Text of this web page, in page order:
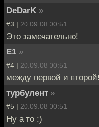
DeDarK »
#3 | 20.09.08 00:51
Это замечательно!
E1 »
#4 | 20.09.08 00:51
между первой и второй!
турбулент »
#5 | 20.09.08 00:51
Ну а то :)